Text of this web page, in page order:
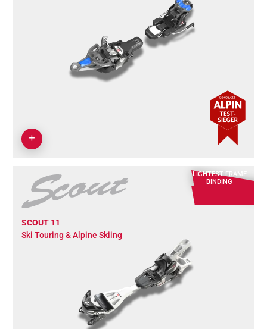
LIGHTEST FRAME
BINDING
SCOUT 11
Ski Touring & Alpine Skiing